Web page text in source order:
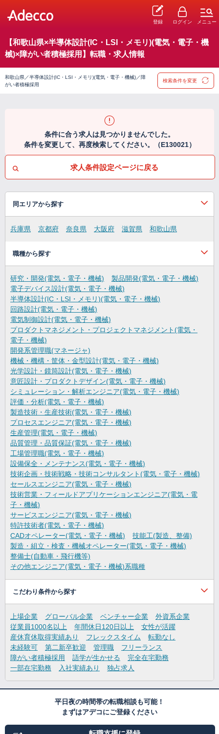
登録 ログイン メニュー
【和歌山県×半導体設計(IC・LSI・メモリ)(電気・電子・機
械)×障がい者積極採用】転職・求人情報
和歌山県／半導体設計(IC・LSI・メモリ)(電気・電子・機械)／障
がい者積極採用
検索条件を変更
条件に合う求人は見つかりませんでした。
条件を変更して、再度検索してください。（E130021）
求人条件設定ページに戻る
同エリアから探す
兵庫県 京都府 奈良県 大阪府 滋賀県 和歌山県
職種から探す
研究・開発(電気・電子・機械)
製品開発(電気・電子・機械)
電子デバイス設計(電気・電子・機械)
半導体設計(IC・LSI・メモリ)(電気・電子・機械)
回路設計(電気・電子・機械)
電気制御設計(電気・電子・機械)
プロダクトマネジメント・プロジェクトマネジメント(電気・
電子・機械)
開発系管理職(マネージャ)
機械・機構・筐体・金型設計(電気・電子・機械)
光学設計・鏡筒設計(電気・電子・機械)
意匠設計・プロダクトデザイン(電気・電子・機械)
シミュレーション・解析エンジニア(電気・電子・機械)
評価・分析(電気・電子・機械)
製造技術・生産技術(電気・電子・機械)
プロセスエンジニア(電気・電子・機械)
生産管理(電気・電子・機械)
品質管理・品質保証(電気・電子・機械)
工場管理職(電気・電子・機械)
設備保全・メンテナンス(電気・電子・機械)
技術企画・技術戦略・技術コンサルタント(電気・電子・機械)
セールスエンジニア(電気・電子・機械)
技術営業・フィールドアプリケーションエンジニア(電気・電
子・機械)
サービスエンジニア(電気・電子・機械)
特許技術者(電気・電子・機械)
CADオペレーター(電気・電子・機械)
技能工(製造、整備)
製造・組立・検査・機械オペレーター(電気・電子・機械)
整備士(自動車・飛行機等)
その他エンジニア(電気・電子・機械)系職種
こだわり条件から探す
上場企業 グローバル企業 ベンチャー企業
外資系企業
従業員1000名以上
年間休日120日以上
女性が活躍
産休育休取得実績あり
フレックスタイム
転勤なし
未経験可
第二新卒歓迎 管理職
フリーランス
障がい者積極採用
語学が生かせる
完全在宅勤務
一部在宅勤務
入社実績あり 独占求人
平日夜の時間帯の転職相談も可能！
まずはアデコにご登録ください